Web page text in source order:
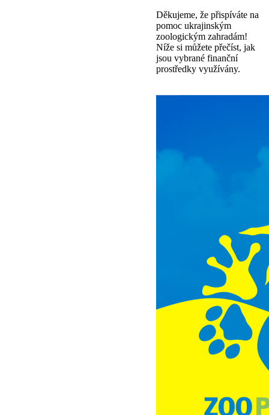
Děkujeme, že přispíváte na
pomoc ukrajinským
zoologickým zahradám!
Níže si můžete přečíst, jak
jsou vybrané finanční
prostředky využívány.